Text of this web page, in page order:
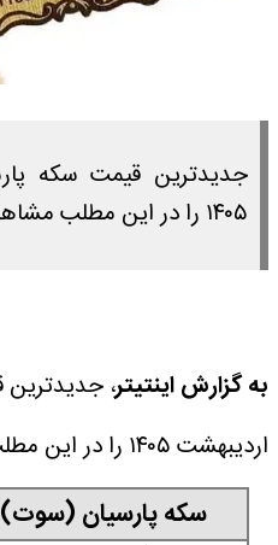
۱۴۰۵ را در این مطلب مشاهده می کنید.
به گزارش اینتیتر
اردیبهشت ۱۴۰۵ را در این مطلب مشاهده می کنید.
سکه پارسیان (سوت)